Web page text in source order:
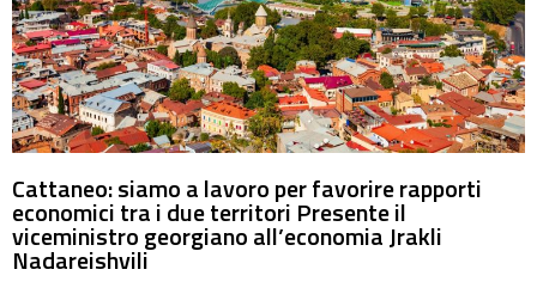
Cattaneo: siamo a lavoro per favorire rapporti
economici tra i due territori Presente il
viceministro georgiano all’economia Jrakli
Nadareishvili